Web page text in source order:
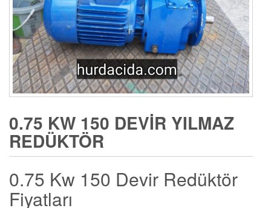
0.75 KW 150 DEVIR YILMAZ
REDÜKTÖR
0.75 Kw 150 Devir Redüktör
Fiyatları